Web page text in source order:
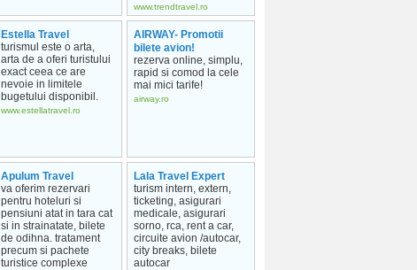
www.trendtravel.ro
Estella Travel
turismul este o arta,
arta de a oferi turistului
exact ceea ce are
nevoie in limitele
bugetului disponibil.
www.estellatravel.ro
AIRWAY- Promotii
bilete avion!
rezerva online, simplu,
rapid si comod la cele
mai mici tarife!
airway.ro
Apulum Travel
va oferim rezervari
pentru hoteluri si
pensiuni atat in tara cat
si in strainatate, bilete
de odihna. tratament
precum si pachete
turistice complexe
Lala Travel Expert
turism intern, extern,
ticketing, asigurari
medicale, asigurari
sorno, rca, rent a car,
circuite avion /autocar,
city breaks, bilete
autocar